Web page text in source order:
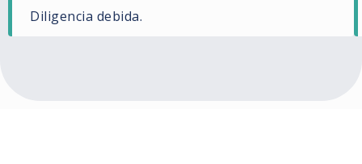
Diligencia debida.